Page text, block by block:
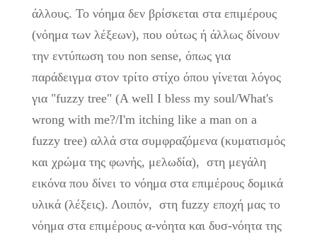
άλλους. Το νόημα δεν βρίσκεται στα επιμέρους
(νόημα των λέξεων), που ούτως ή άλλως δίνουν
την εντύπωση του non sense, όπως για
παράδειγμα στον τρίτο στίχο όπου γίνεται λόγος
για "fuzzy tree" (A well I bless my soul/What's
wrong with me?/I'm itching like a man on a
fuzzy tree) αλλά στα συμφραζόμενα (κυματισμός
και χρώμα της φωνής, μελωδία), στη μεγάλη
εικόνα που δίνει το νόημα στα επιμέρους δομικά
υλικά (λέξεις). Λοιπόν, στη fuzzy εποχή μας το
νόημα στα επιμέρους α-νόητα και δυσ-νόητα της